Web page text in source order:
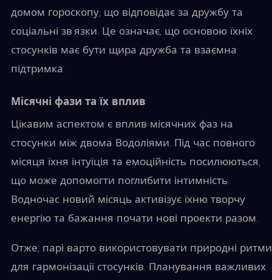
домом гороскопу, що відповідає за дружбу та
соціальні зв’язки. Це означає, що основою їхніх
стосунків має бути щира дружба та взаємна
підтримка.
Місячні фази та їх вплив
Цікавим аспектом є вплив місячних фаз на
стосунки між двома Водоліями. Під час повного
місяця їхня інтуїція та емоційність посилюються,
що може допомогти поглибити інтимність.
Водночас новий місяць активізує їхню творчу
енергію та бажання почати нові проекти разом.
Отже, парі варто використовувати природні ритми
для гармонізації стосунків. Планування важливих